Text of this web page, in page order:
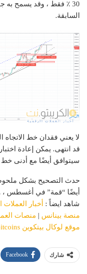
30 ٪ فقط ، وقد يسمح به
السابقة.
سيتوافق أيضًا مع أدنى
حدث التصحيح بشكل
أيضًا “قمة” في أغسطس ، وكذلك
شاهد ايضاً : أخبار العملات
منصة بينانس | منصات
موقع لوكال بيتكوين localbitcoins
شارك Facebook